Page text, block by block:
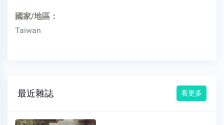
國家/地區：
Taiwan
最近雜誌 看更多